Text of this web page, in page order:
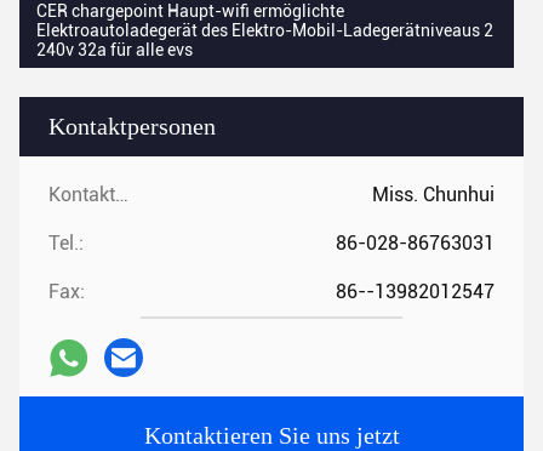
Kontaktpersonen
Kontaktpersonen: Miss. Chunhui
Tel.: 86-028-86763031
Fax: 86--13982012547
Kontaktieren Sie uns jetzt
CER chargepoint Haupt-wifi ermöglichte
Elektroautoladegerät des Elektro-Mobil-Ladegerätniveaus 2
240v 32a für alle evs